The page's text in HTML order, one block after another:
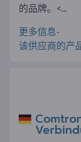
的品牌。<...
更多信息-
该供应商的产